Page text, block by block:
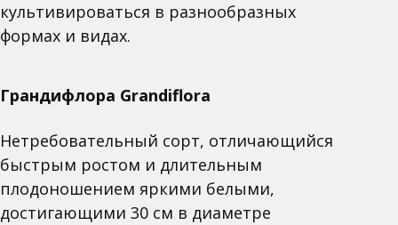
культивироваться в разнообразных
формах и видах.
Грандифлора Grandiflora
Нетребовательный сорт, отличающийся
быстрым ростом и длительным
плодоношением яркими белыми,
достигающими 30 см в диаметре